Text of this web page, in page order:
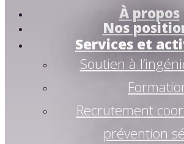
À propos
Nos
Services et
Soutien à
Recrutement
prévention